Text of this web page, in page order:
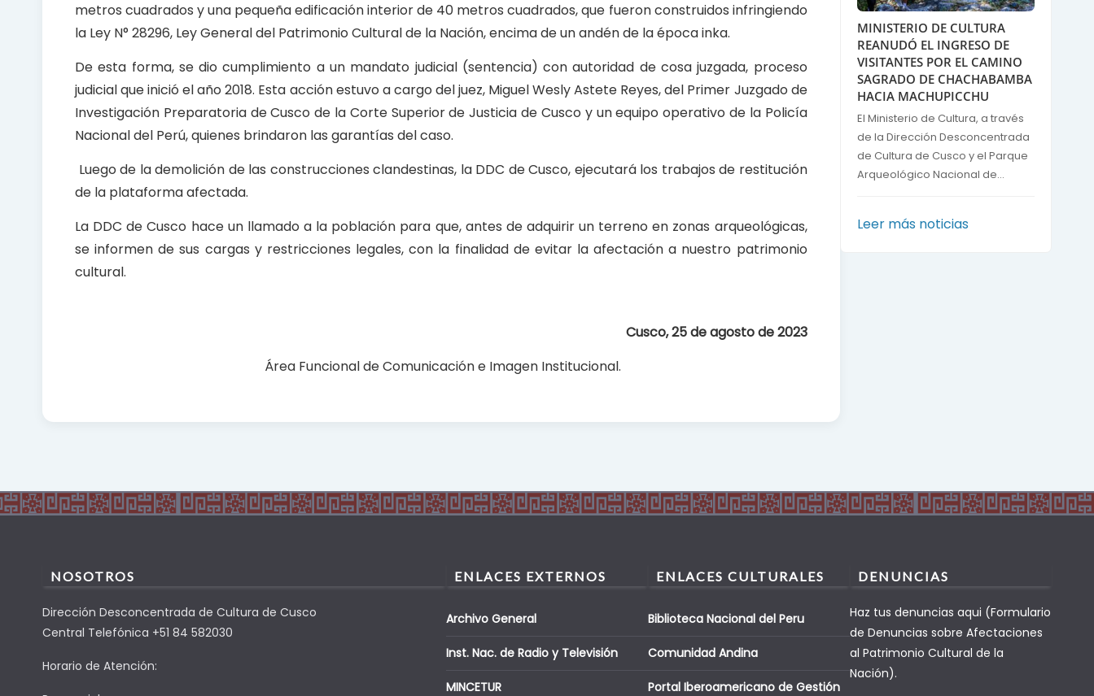
metros cuadrados y una pequeña edificación interior de 40 metros cuadrados, que fueron construidos infringiendo
la Ley N° 28296, Ley General del Patrimonio Cultural de la Nación, encima de un andén de la época inka.
De esta forma, se dio cumplimiento a un mandato judicial (sentencia) con autoridad de cosa juzgada, proceso
judicial que inició el año 2018. Esta acción estuvo a cargo del juez, Miguel Wesly Astete Reyes, del Primer Juzgado de
Investigación Preparatoria de Cusco de la Corte Superior de Justicia de Cusco y un equipo operativo de la Policía
Nacional del Perú, quienes brindaron las garantías del caso.
Luego de la demolición de las construcciones clandestinas, la DDC de Cusco, ejecutará los trabajos de restitución
de la plataforma afectada.
La DDC de Cusco hace un llamado a la población para que, antes de adquirir un terreno en zonas arqueológicas,
se informen de sus cargas y restricciones legales, con la finalidad de evitar la afectación a nuestro patrimonio
cultural.
Cusco, 25 de agosto de 2023
Área Funcional de Comunicación e Imagen Institucional.
MINISTERIO DE CULTURA
REANUDÓ EL INGRESO DE
VISITANTES POR EL CAMINO
SAGRADO DE CHACHABAMBA
HACIA MACHUPICCHU
El Ministerio de Cultura, a través
de la Dirección Desconcentrada
de Cultura de Cusco y el Parque
Arqueológico Nacional de...
Leer más noticias
NOSOTROS
Dirección Desconcentrada de Cultura de Cusco
Central Telefónica +51 84 582030
Horario de Atención:
ENLACES EXTERNOS
Archivo General
Inst. Nac. de Radio y Televisión
MINCETUR
ENLACES CULTURALES
Biblioteca Nacional del Peru
Comunidad Andina
Portal Iberoamericano de Gestión
DENUNCIAS
Haz tus denuncias aqui (Formulario
de Denuncias sobre Afectaciones
al Patrimonio Cultural de la
Nación).